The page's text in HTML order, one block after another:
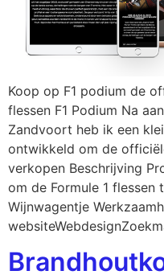
Koop op F1 podium de
flessen F1 Podium Na
Zandvoort heb ik een
ontwikkeld om de
verkopen Beschrijving
om de Formule 1 flessen
Wijnwagentje